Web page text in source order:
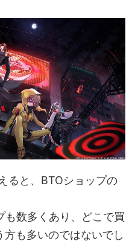
ると、BTOショップの
も数多くあり、どこで買
も多いのではないでし